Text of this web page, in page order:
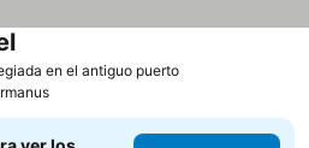
en el antiguo puertoVer precios
Ver precios